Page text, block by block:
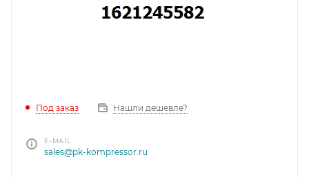
Под заказ Нашли дешевле?
E-MAIL
sales@pk-kompressor.ru